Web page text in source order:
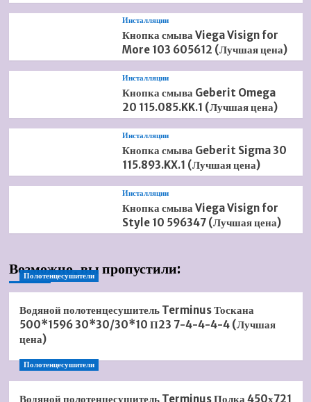
Инсталляции
Кнопка смыва Viega Visign for
More 103 605612 (Лучшая цена)
Инсталляции
Кнопка смыва Geberit Omega
20 115.085.KK.1 (Лучшая цена)
Инсталляции
Кнопка смыва Geberit Sigma 30
115.893.KX.1 (Лучшая цена)
Инсталляции
Кнопка смыва Viega Visign for
Style 10 596347 (Лучшая цена)
Возможно, вы пропустили:
Полотенцесушители
Водяной полотенцесушитель Terminus Тоскана
500*1596 30*30/30*10 П23 7-4-4-4-4 (Лучшая
цена)
Полотенцесушители
Водяной полотенцесушитель Terminus Полка 450х721